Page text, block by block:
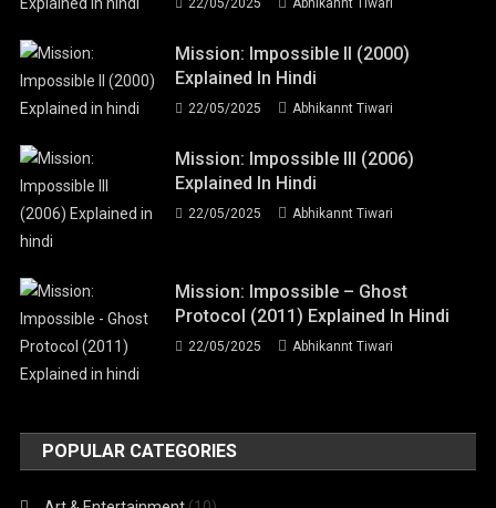
22/05/2025 Abhikannt Tiwari
Mission: Impossible II (2000)
Explained In Hindi
22/05/2025 Abhikannt Tiwari
Mission: Impossible III (2006)
Explained In Hindi
22/05/2025 Abhikannt Tiwari
Mission: Impossible – Ghost
Protocol (2011) Explained In Hindi
22/05/2025 Abhikannt Tiwari
POPULAR CATEGORIES